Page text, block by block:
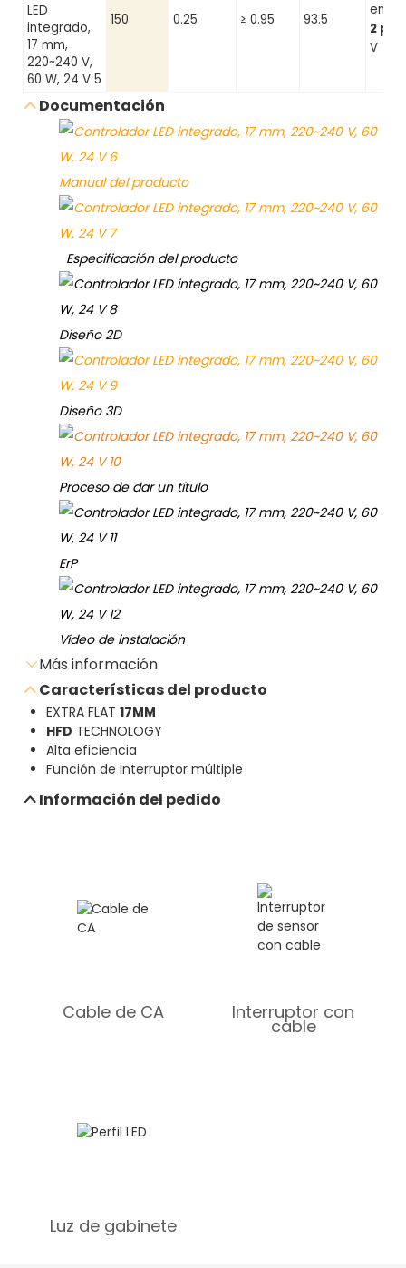
150 0.25 ≥ 0.95 93.5
2
V
Documentación
Manual del producto
Especificación del producto
Diseño 2D
Diseño 3D
Proceso de dar un título
ErP
Vídeo de instalación
Más información
Enviar consulta por correo electrónico
Descargar hoja de datos
Características del producto
EXTRA FLAT 17MM
HFD TECHNOLOGY
Alta eficiencia
Función de interruptor múltiple
Información del pedido
Cable de CA Interruptor con
cable
Luz de gabinete